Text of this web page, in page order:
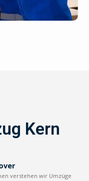
Kern
verstehen wir Umzüge